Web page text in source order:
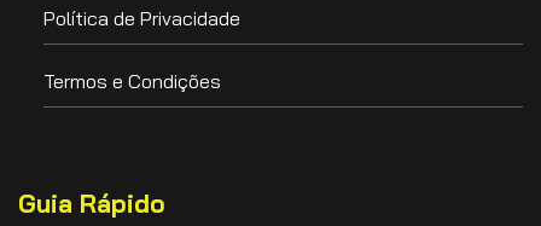
Política de Privacidade
Termos e Condições
Guia Rápido